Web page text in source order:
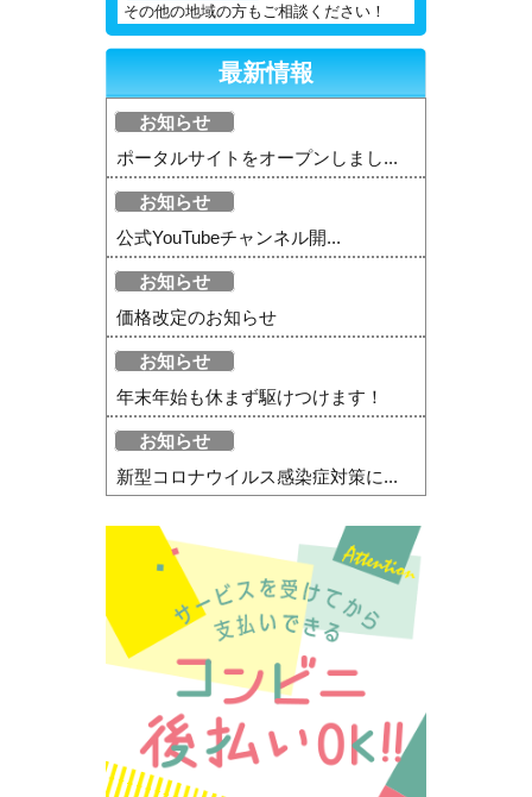
その他の地域の方もご相談ください！
最新情報
お知らせ
ポータルサイトをオープンしまし...
お知らせ
公式YouTubeチャンネル開...
お知らせ
価格改定のお知らせ
お知らせ
年末年始も休まず駆けつけます！
お知らせ
新型コロナウイルス感染症対策に...